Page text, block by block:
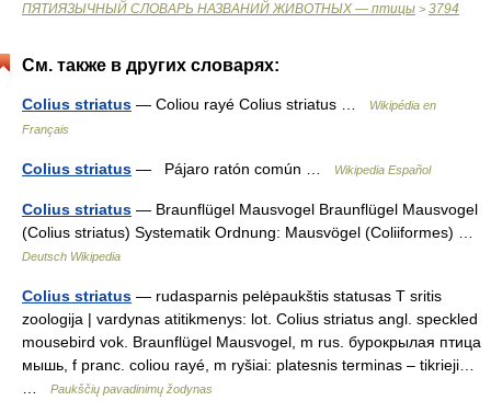
ПЯТИЯЗЫЧНЫЙ СЛОВАРЬ НАЗВАНИЙ ЖИВОТНЫХ — птицы > 3794
См. также в других словарях:
Colius striatus — Coliou rayé Colius striatus …
Wikipédia en
Français
Colius striatus — Pájaro ratón común … Wikipedia Español
Colius striatus — Braunflügel Mausvogel Braunflügel Mausvogel
(Colius striatus) Systematik Ordnung: Mausvögel (Coliiformes) …
Deutsch Wikipedia
Colius striatus — rudasparnis pelėpaukštis statusas T sritis
zoologija | vardynas atitikmenys: lot. Colius striatus angl. speckled
mousebird vok. Braunflügel Mausvogel, m rus. бурокрылая птица
мышь, f pranc. coliou rayé, m ryšiai: platesnis terminas – tikrieji…
Paukščių pavadinimų žodynas